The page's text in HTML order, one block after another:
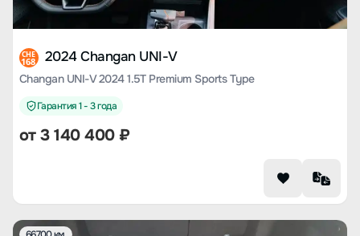
CHE
168 2024 Changan UNI-V
Changan UNI-V 2024 1.5T Premium Sports Type
Гарантия 1 - 3 года
от3 140 400₽